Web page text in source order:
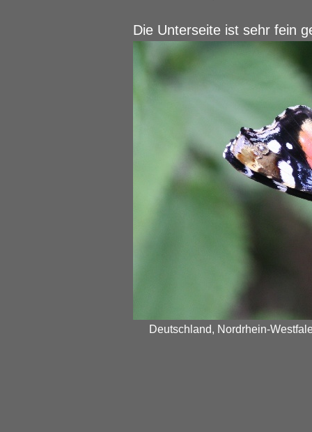
Die Unterseite ist sehr fein
Deutschland, Nordrhein-